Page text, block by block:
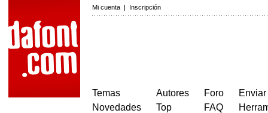
Mi cuenta | Inscripción
Temas
Novedades
Autores
Top
Foro
FAQ